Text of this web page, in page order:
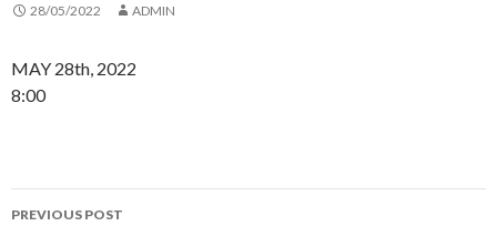
28/05/2022 ADMIN
MAY 28th, 2022
8:00
Post
PREVIOUS POST